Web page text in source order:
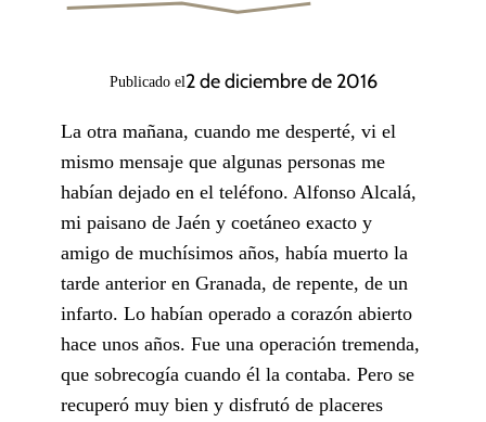
Publicado el2 de diciembre de 2016
La otra mañana, cuando me desperté, vi el
mismo mensaje que algunas personas me
habían dejado en el teléfono. Alfonso Alcalá,
mi paisano de Jaén y coetáneo exacto y
amigo de muchísimos años, había muerto la
tarde anterior en Granada, de repente, de un
infarto. Lo habían operado a corazón abierto
hace unos años. Fue una operación tremenda,
que sobrecogía cuando él la contaba. Pero se
recuperó muy bien y disfrutó de placeres